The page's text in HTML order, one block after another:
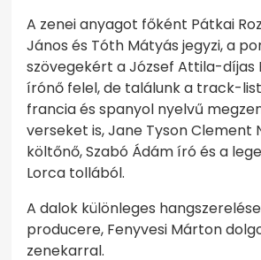
A zenei anyagot főként Pátkai
János és Tóth Mátyás jegyzi, a
szövegekért a József Attila-díjas
írónő felel, de találunk a track-
francia és spanyol nyelvű
verseket is, Jane Tyson Clement
költőnő, Szabó Ádám író és a
Lorca tollából.
A dalok különleges
producere, Fenyvesi Márton
zenekarral.